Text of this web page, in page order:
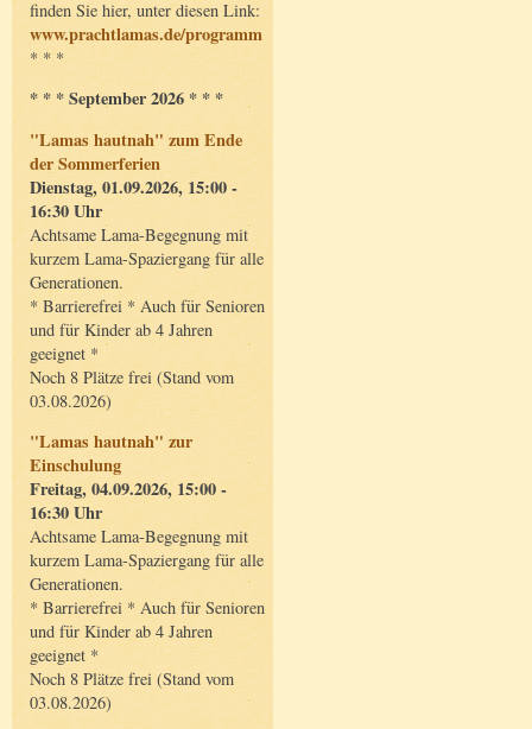
finden Sie hier, unter diesen Link:
www.prachtlamas.de/programm
* * *
* * * September 2026 * * *
"Lamas hautnah" zum Ende
der Sommerferien
Dienstag, 01.09.2026, 15:00 -
16:30 Uhr
Achtsame Lama-Begegnung mit
kurzem Lama-Spaziergang für alle
Generationen.
* Barrierefrei * Auch für Senioren
und für Kinder ab 4 Jahren
geeignet *
Noch 8 Plätze frei (Stand vom
03.08.2026)
"Lamas hautnah" zur
Einschulung
Freitag, 04.09.2026, 15:00 -
16:30 Uhr
Achtsame Lama-Begegnung mit
kurzem Lama-Spaziergang für alle
Generationen.
* Barrierefrei * Auch für Senioren
und für Kinder ab 4 Jahren
geeignet *
Noch 8 Plätze frei (Stand vom
03.08.2026)